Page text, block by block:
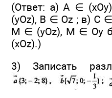
(Ответ: а) А ∈
(yOz), В ∈ Oz ; в) С
М ∈ (yOz), M ∈ Oy
(xOz).)
3) Записать